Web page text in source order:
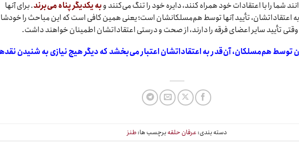
شما را با اعتقادات خود همراه کنند، دایره خود را تنگ می‌کنند وبه یکدیگر پناه می‌برند. برای آنها
اعتقاداتشان، تأیید آنها توسط هم‌مسلکانشان است؛ یعنی همین کافی است که این مباحث را
تأیید سایر اعضای فرقه را دارند، از صحت و درستی اعتقاداتشان اطمینان خواهند داشت.
توسط هم‌مسلکان، آن‌قدر به اعتقاداتشان اعتبار می‌بخشد که دیگر هیچ نیازی به شنیدن
دسته بندی: عرفان حلقهبرچسب ها:طنز